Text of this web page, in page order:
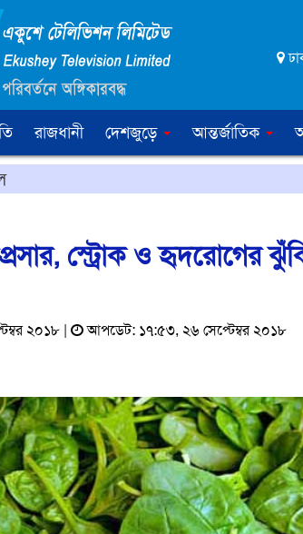
রাজধানী দেশজুড়ে আন্তর্জাতিক
স্ট্রোক ও হৃদরোগের
২০১৮ |
আপডেট: ১৭:৫৩, ২৬ সেপ্টেম্বর ২০১৮